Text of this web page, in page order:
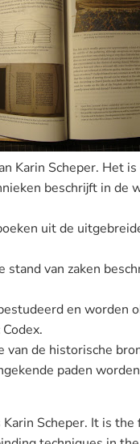
Karin Scheper. Het
beschrijft in de
uit de
van zaken
en worden
de historische
paden
Karin Scheper. It is the